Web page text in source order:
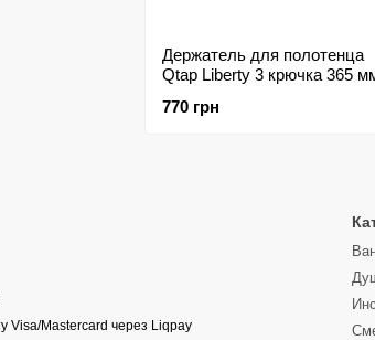
Держатель для полотенца
Qtap Liberty 3 крючка 365
770 грн